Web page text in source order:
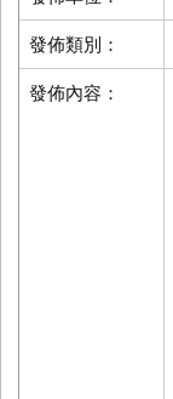
發佈類別：
發佈內容：